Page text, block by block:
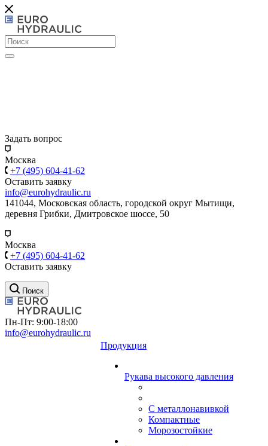
Задать вопрос
Москва
+7 (495) 604-41-62
Оставить заявку
info@eurohydraulic.ru
141044, Московская область, городской округ Мытищи,
деревня Грибки, Дмитровское шоссе, 50
Москва
+7 (495) 604-41-62
Оставить заявку
Поиск
Пн-Пт: 9:00-18:00
info@eurohydraulic.ru
Продукция
Рукава высокого давления
С металлонавивкой
Компактные
Морозостойкие